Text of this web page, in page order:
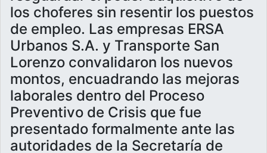
los choferes sin resentir los puestos
de empleo. Las empresas ERSA
Urbanos S.A. y Transporte San
Lorenzo convalidaron los nuevos
montos, encuadrando las mejoras
laborales dentro del Proceso
Preventivo de Crisis que fue
presentado formalmente ante las
autoridades de la Secretaría de